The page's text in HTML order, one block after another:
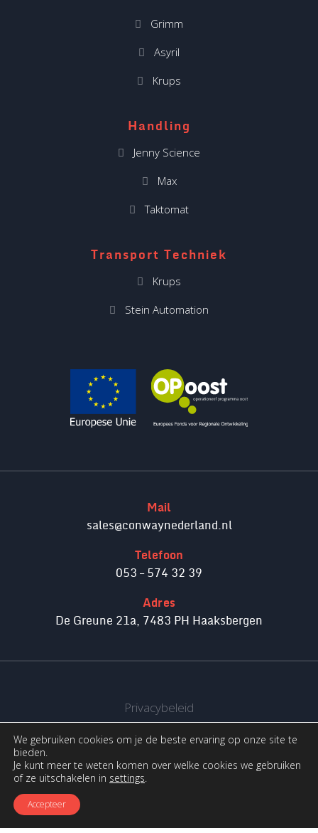
Grimm
Asyril
Krups
Handling
Jenny Science
Max
Taktomat
Transport Techniek
Krups
Stein Automation
Mail
sales@conwaynederland.nl
Telefoon
053 – 574 32 39
Adres
De Greune 21a, 7483 PH Haaksbergen
Privacybeleid
© 2026 Conway Nederland
Crossmedia House
We gebruiken cookies om je de beste ervaring op onze site te
bieden.
Je kunt meer te weten komen over welke cookies we gebruiken
of ze uitschakelen in settings.
Accepteer